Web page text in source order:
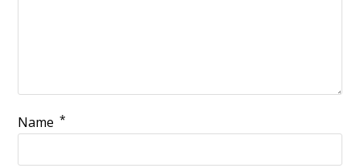
Name *